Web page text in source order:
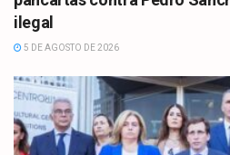
ilegal
5 DE AGOSTO DE 2026